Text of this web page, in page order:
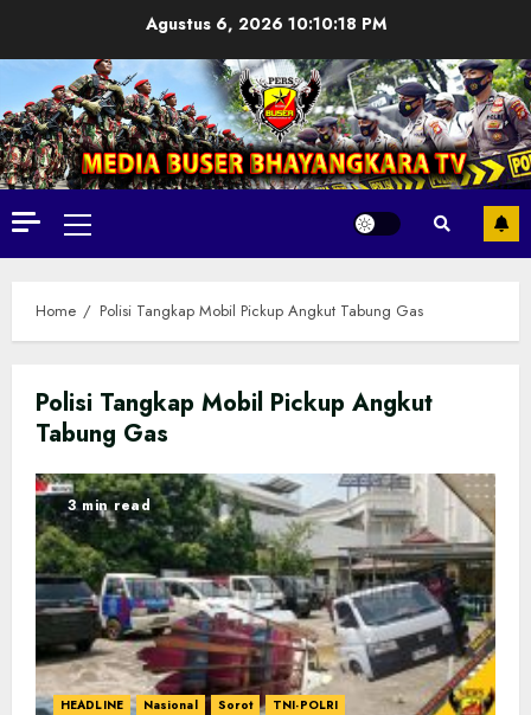
Agustus 6, 2026 10:10:20 PM
Primary
Menu
Home Polisi Tangkap Mobil Pickup Angkut Tabung Gas
Polisi Tangkap Mobil Pickup Angkut
Tabung Gas
3 min read
HEADLINE Nasional Sorot TNI-POLRI